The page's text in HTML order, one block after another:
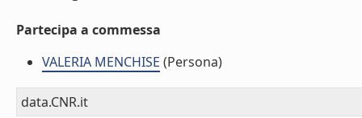
Partecipa a commessa
VALERIA MENCHISE (Persona)
data.CNR.it